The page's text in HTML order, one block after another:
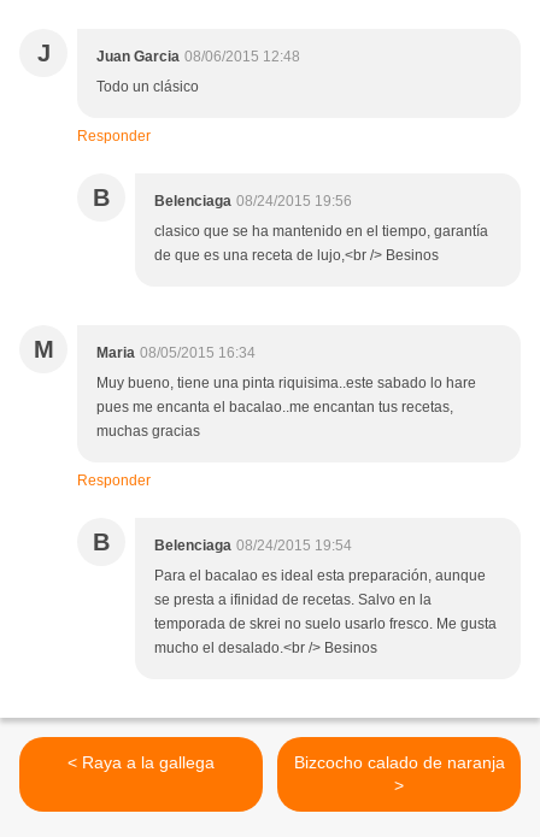
J Juan Garcia 08/06/2015 12:48
Todo un clásico
Responder
B Belenciaga 08/24/2015 19:56
clasico que se ha mantenido en el tiempo, garantía
de que es una receta de lujo,<br /> Besinos
M Maria 08/05/2015 16:34
Muy bueno, tiene una pinta riquisima..este sabado lo hare
pues me encanta el bacalao..me encantan tus recetas,
muchas gracias
Responder
B Belenciaga 08/24/2015 19:54
Para el bacalao es ideal esta preparación, aunque
se presta a ifinidad de recetas. Salvo en la
temporada de skrei no suelo usarlo fresco. Me gusta
mucho el desalado.<br /> Besinos
< Raya a la gallega
Bizcocho calado de naranja
>